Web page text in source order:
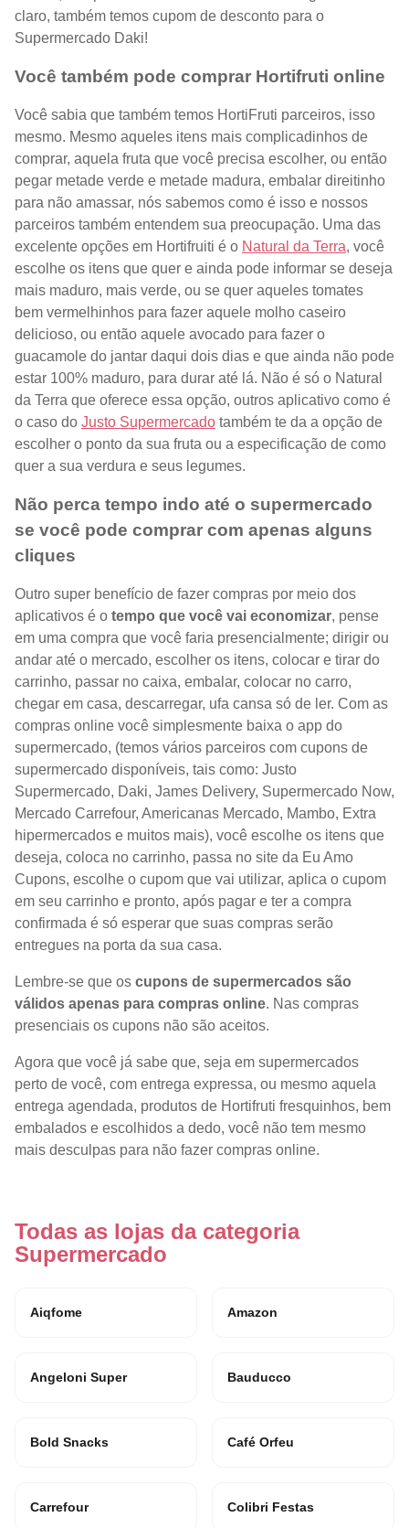
claro, também temos cupom de desconto para o
Supermercado Daki!
Você também pode comprar Hortifruti online
Você sabia que também temos HortiFruti parceiros, isso
mesmo. Mesmo aqueles itens mais complicadinhos de
comprar, aquela fruta que você precisa escolher, ou então
pegar metade verde e metade madura, embalar direitinho
para não amassar, nós sabemos como é isso e nossos
parceiros também entendem sua preocupação. Uma das
excelente opções em Hortifruiti é o Natural da Terra, você
escolhe os itens que quer e ainda pode informar se deseja
mais maduro, mais verde, ou se quer aqueles tomates
bem vermelhinhos para fazer aquele molho caseiro
delicioso, ou então aquele avocado para fazer o
guacamole do jantar daqui dois dias e que ainda não pode
estar 100% maduro, para durar até lá. Não é só o Natural
da Terra que oferece essa opção, outros aplicativo como é
o caso do Justo Supermercado também te da a opção de
escolher o ponto da sua fruta ou a especificação de como
quer a sua verdura e seus legumes.
Não perca tempo indo até o supermercado
se você pode comprar com apenas alguns
cliques
Outro super benefício de fazer compras por meio dos
aplicativos é o tempo que você vai economizar, pense
em uma compra que você faria presencialmente; dirigir ou
andar até o mercado, escolher os itens, colocar e tirar do
carrinho, passar no caixa, embalar, colocar no carro,
chegar em casa, descarregar, ufa cansa só de ler. Com as
compras online você simplesmente baixa o app do
supermercado, (temos vários parceiros com cupons de
supermercado disponíveis, tais como: Justo
Supermercado, Daki, James Delivery, Supermercado Now,
Mercado Carrefour, Americanas Mercado, Mambo, Extra
hipermercados e muitos mais), você escolhe os itens que
deseja, coloca no carrinho, passa no site da Eu Amo
Cupons, escolhe o cupom que vai utilizar, aplica o cupom
em seu carrinho e pronto, após pagar e ter a compra
confirmada é só esperar que suas compras serão
entregues na porta da sua casa.
Lembre-se que os cupons de supermercados são
válidos apenas para compras online. Nas compras
presenciais os cupons não são aceitos.
Agora que você já sabe que, seja em supermercados
perto de você, com entrega expressa, ou mesmo aquela
entrega agendada, produtos de Hortifruti fresquinhos, bem
embalados e escolhidos a dedo, você não tem mesmo
mais desculpas para não fazer compras online.
Todas as lojas da categoria
Supermercado
Aiqfome Amazon
Angeloni Super Bauducco
Bold Snacks Café Orfeu
Carrefour Colibri Festas